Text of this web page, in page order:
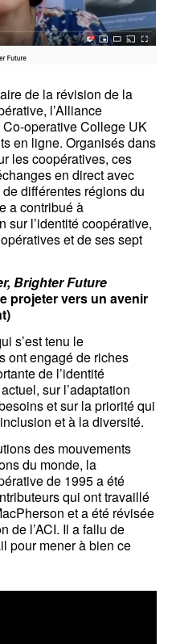
de la révision de la
l’Alliance
operative College UK
en ligne. Organisés dans
les coopératives, ces
en direct avec
différentes régions du
a contribué à
sur l’identité coopérative,
et de ses sept
Brighter Future
projeter vers un avenir
s’est tenu le
ont engagé de riches
de l’identité
sur l’adaptation
et sur la priorité qui
et à la diversité.
des mouvements
du monde, la
de 1995 a été
qui ont travaillé
et a été révisée
de l’ACI. Il a fallu de
pour mener à bien ce